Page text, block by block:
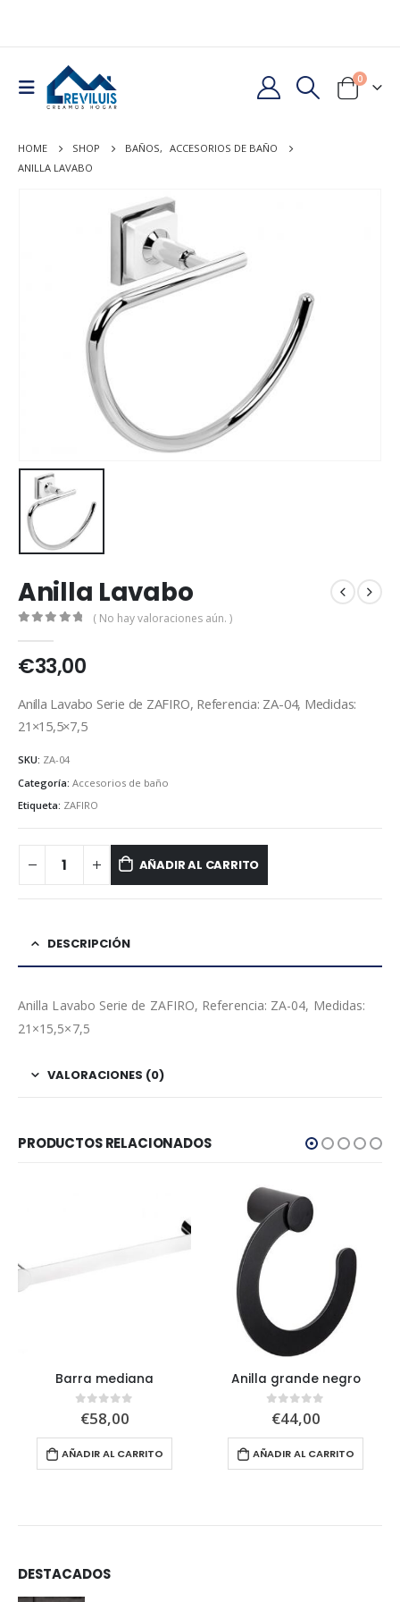
0
HOME SHOP BAÑOS, ACCESORIOS DE BAÑO
ANILLA LAVABO
Anilla Lavabo
( No hay valoraciones aún. )
€33,00
Anilla Lavabo Serie de ZAFIRO, Referencia: ZA-04, Medidas:
21×15,5×7,5
SKU: ZA-04
Categoría: Accesorios de baño
Etiqueta: ZAFIRO
AÑADIR AL CARRITO
DESCRIPCIÓN
Anilla Lavabo Serie de ZAFIRO, Referencia: ZA-04, Medidas:
21×15,5×7,5
VALORACIONES (0)
PRODUCTOS RELACIONADOS
Barra mediana
0out of 5
€58,00
AÑADIR AL CARRITO
Anilla grande negro
0out of 5
€44,00
AÑADIR AL CARRITO
DESTACADOS